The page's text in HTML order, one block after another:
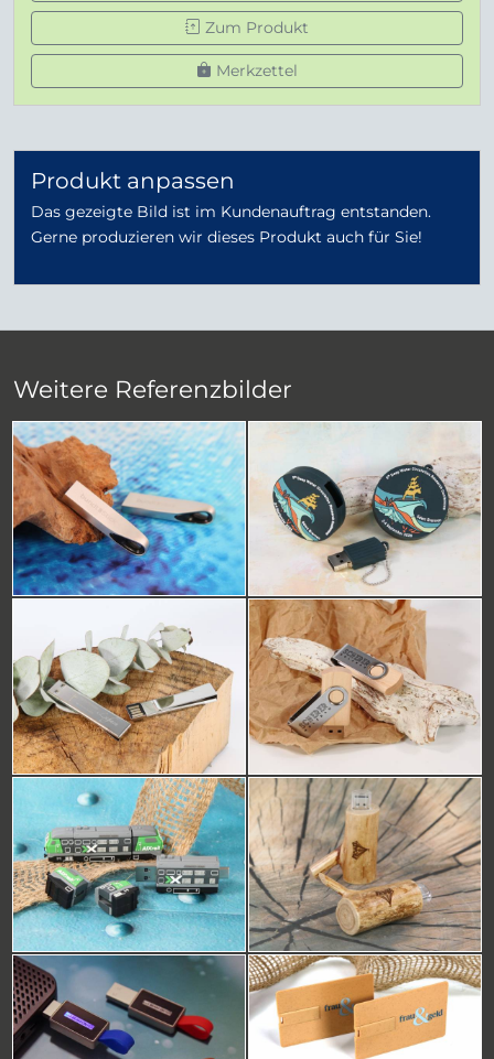
Zum Produkt
Merkzettel
Produkt anpassen
Das gezeigte Bild ist im Kundenauftrag entstanden.
Gerne produzieren wir dieses Produkt auch für Sie!
Weitere Referenzbilder